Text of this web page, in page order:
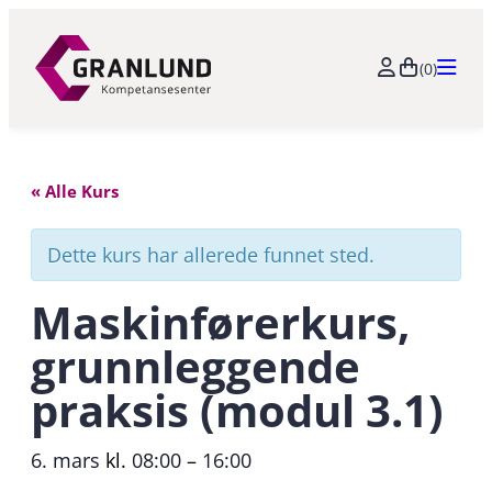
(0)
« Alle Kurs
Dette kurs har allerede funnet sted.
Maskinførerkurs,
grunnleggende
praksis (modul 3.1)
6. mars kl. 08:00 – 16:00